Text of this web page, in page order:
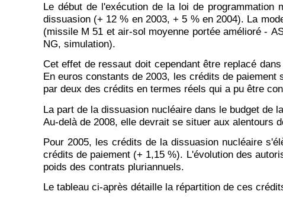
Le début de l'exécution de la loi de programmation
dissuasion (+ 12 % en 2003, + 5 % en 2004). La
(missile M 51 et air-sol moyenne portée amélioré -
NG, simulation).
Cet effet de ressaut doit cependant être replacé
En euros constants de 2003, les crédits de
par deux des crédits en termes réels qui a pu être
La part de la dissuasion nucléaire dans le budget de
Au-delà de 2008, elle devrait se situer aux alentours
Pour 2005, les crédits de la dissuasion nucléaire
crédits de paiement (+ 1,15 %). L'évolution des
poids des contrats pluriannuels.
Le tableau ci-après détaille la répartition de ces